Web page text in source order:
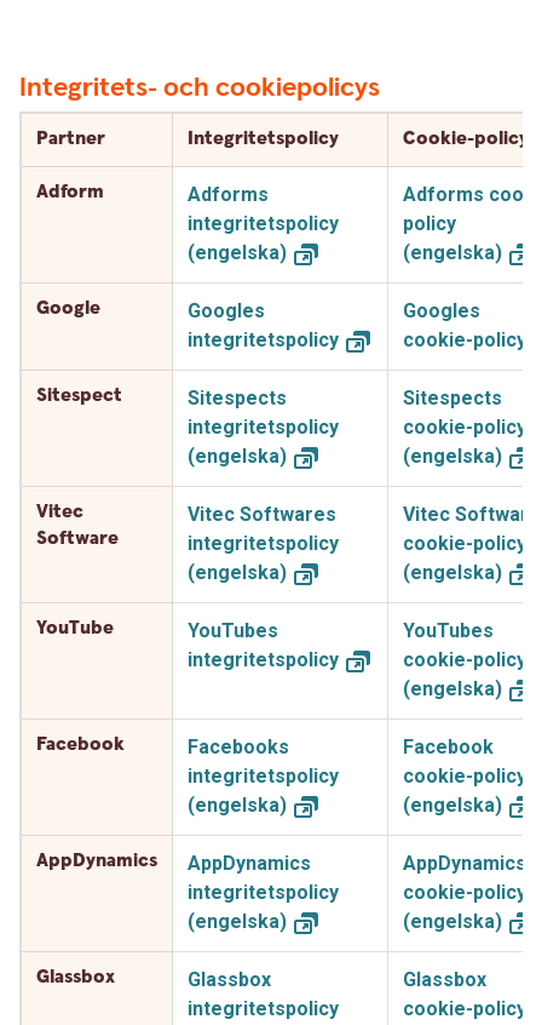
Integritets- och cookiepolicys
Partner Integritetspolicy Cookie-policy
Adform
Adforms
integritetspolicy
(engelska)
Adforms
policy
(engelska)
Google
Googles
integritetspolicy
Googles
cookie-policy
Sitespect
Sitespects
integritetspolicy
(engelska)
Sitespects
cookie-policy
(engelska)
Vitec
Software
Vitec Softwares
integritetspolicy
(engelska)
Vitec
cookie-policy
(engelska)
YouTube
YouTubes
integritetspolicy
YouTubes
cookie-policy
(engelska)
Facebook
Facebooks
integritetspolicy
(engelska)
Facebook
cookie-policy
(engelska)
AppDynamics
AppDynamics
integritetspolicy
(engelska)
AppDynamics
cookie-policy
(engelska)
Glassbox
Glassbox
integritetspolicy
Glassbox
cookie-policy